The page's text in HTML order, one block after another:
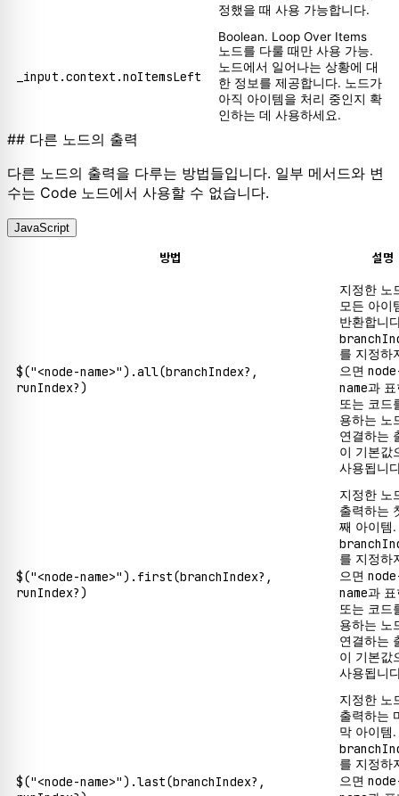
정했을 때 사용 가능합니다.
_input.context.noItemsLeft
Boolean. Loop Over Items
노드를 다룰 때만 사용 가능.
노드에서 일어나는 상황에 대
한 정보를 제공합니다. 노드가
아직 아이템을 처리 중인지 확
인하는 데 사용하세요.
## 다른 노드의 출력
다른 노드의 출력을 다루는 방법들입니다. 일부 메서드와 변
수는 Code 노드에서 사용할 수 없습니다.
JavaScript
방법 설명
$("<node-name>").all(branchIndex?,
runIndex?)
지정한 노
모든 아이
반환합니
를 지정하
으면
name과
또는 코드
용하는 노
연결하는
이 기본값
사용됩니
$("<node-name>").first(branchIndex?,
runIndex?)
지정한 노
출력하는
째 아이템.
를 지정하
으면
name과
또는 코드
용하는 노
연결하는
이 기본값
사용됩니
$("<node-name>").last(branchIndex?,
지정한 노
출력하는
막 아이템.
를 지정하
으면